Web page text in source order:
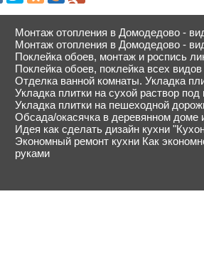
Монтаж отопления в Домодедово -
Монтаж отопления в Домодедово -
Поклейка обоев, монтаж и роспись
Поклейка обоев, поклейка всех
Отделка ванной комнаты. Укладка
Укладка плитки на сухой раствор под
Укладка плитки на пешеходной
Обсада/окасячка в деревянном
Идея как сделать дизайн кухни
Экономный ремонт кухни Как
руками